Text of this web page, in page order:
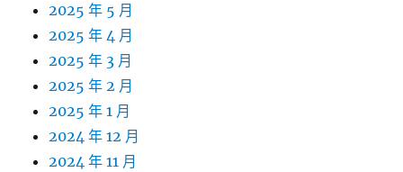
2025 年 5 月
2025 年 4 月
2025 年 3 月
2025 年 2 月
2025 年 1 月
2024 年 12 月
2024 年 11 月